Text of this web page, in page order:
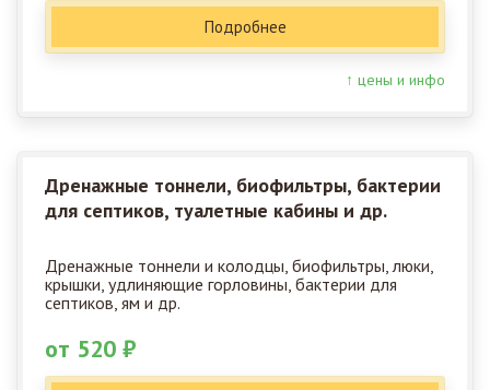
Подробнее
↑ цены и инфо
Дренажные тоннели, биофильтры, бактерии
для септиков, туалетные кабины и др.
Дренажные тоннели и колодцы, биофильтры, люки,
крышки, удлиняющие горловины, бактерии для
септиков, ям и др.
от 520 ₽